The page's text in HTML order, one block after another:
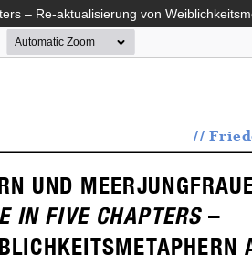
– Re-aktualisierung von